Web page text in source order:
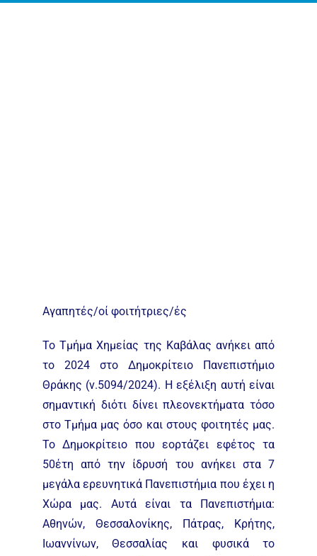
Αγαπητές/οί φοιτήτριες/ές
Το Τμήμα Χημείας της Καβάλας ανήκει από
το 2024 στο Δημοκρίτειο Πανεπιστήμιο
Θράκης (ν.5094/2024). Η εξέλιξη αυτή είναι
σημαντική διότι δίνει πλεονεκτήματα τόσο
στο Τμήμα μας όσο και στους φοιτητές μας.
Το Δημοκρίτειο που εορτάζει εφέτος τα
50έτη από την ίδρυσή του ανήκει στα 7
μεγάλα ερευνητικά Πανεπιστήμια που έχει η
Χώρα μας. Αυτά είναι τα Πανεπιστήμια:
Αθηνών, Θεσσαλονίκης, Πάτρας, Κρήτης,
Ιωαννίνων, Θεσσαλίας και φυσικά το